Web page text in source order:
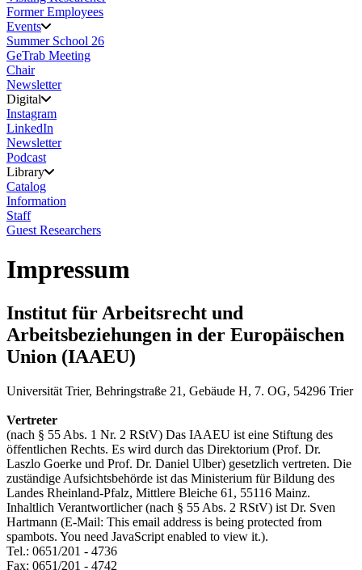
Former Employees
Events
Summer School 26
GeTrab Meeting
Chair
Newsletter
Digital
Instagram
LinkedIn
Newsletter
Podcast
Library
Catalog
Information
Staff
Guest Researchers
Impressum
Institut für Arbeitsrecht und
Arbeitsbeziehungen in der Europäischen
Union (IAAEU)
Universität Trier, Behringstraße 21, Gebäude H, 7. OG, 54296 Trier
Vertreter
(nach § 55 Abs. 1 Nr. 2 RStV) Das IAAEU ist eine Stiftung des
öffentlichen Rechts. Es wird durch das Direktorium (Prof. Dr.
Laszlo Goerke und Prof. Dr. Daniel Ulber) gesetzlich vertreten. Die
zuständige Aufsichtsbehörde ist das Ministerium für Bildung des
Landes Rheinland-Pfalz, Mittlere Bleiche 61, 55116 Mainz.
Inhaltlich Verantwortlicher (nach § 55 Abs. 2 RStV) ist Dr. Sven
Hartmann (E-Mail: This email address is being protected from
spambots. You need JavaScript enabled to view it.).
Tel.: 0651/201 - 4736
Fax: 0651/201 - 4742